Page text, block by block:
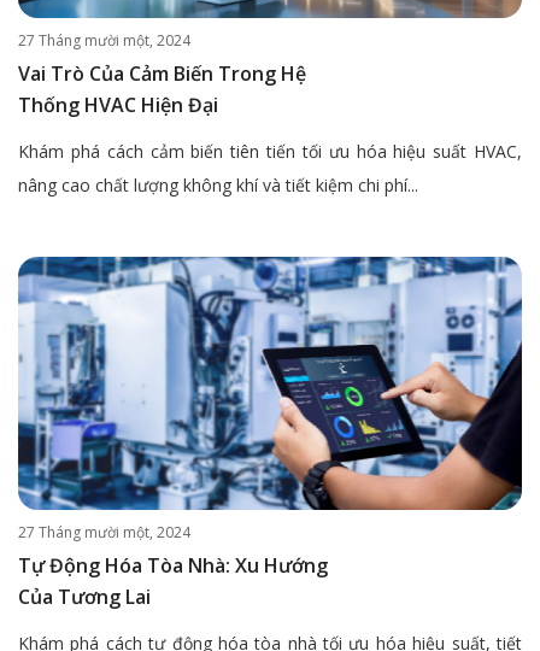
27 Tháng mười một, 2024
Vai Trò Của Cảm Biến Trong Hệ
Thống HVAC Hiện Đại
Khám phá cách cảm biến tiên tiến tối ưu hóa hiệu suất HVAC,
nâng cao chất lượng không khí và tiết kiệm chi phí...
27 Tháng mười một, 2024
Tự Động Hóa Tòa Nhà: Xu Hướng
Của Tương Lai
Khám phá cách tự động hóa tòa nhà tối ưu hóa hiệu suất, tiết